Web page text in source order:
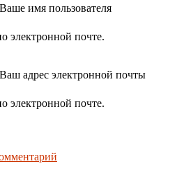
Ваше имя пользователя
электронной почте.
Ваш адрес электронной почты
электронной почте.